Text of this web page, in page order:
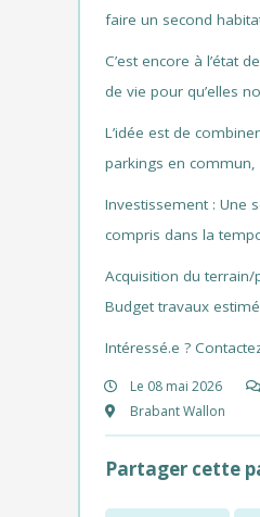
faire un second
C’est encore à l’état
de vie pour qu’elles
L’idée est de
parkings en commun,
Investissement : Une
compris dans la
Acquisition du terrain/
Budget travaux
Intéressé.e ?
Le 08 mai 2026
Brabant Wallon
Partager cette